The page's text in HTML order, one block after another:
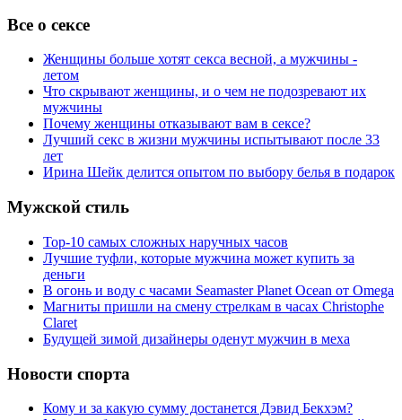
Все о сексе
Женщины больше хотят секса весной, а мужчины -
летом
Что скрывают женщины, и о чем не подозревают их
мужчины
Почему женщины отказывают вам в сексе?
Лучший секс в жизни мужчины испытывают после 33
лет
Ирина Шейк делится опытом по выбору белья в подарок
Мужской стиль
Top-10 самых сложных наручных часов
Лучшие туфли, которые мужчина может купить за
деньги
В огонь и воду с часами Seamaster Planet Ocean от Omega
Магниты пришли на смену стрелкам в часах Christophe
Claret
Будущей зимой дизайнеры оденут мужчин в меха
Новости спорта
Кому и за какую сумму достанется Дэвид Бекхэм?